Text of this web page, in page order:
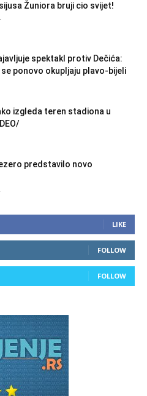
Žuniora bruji cio svijet!
spektakl protiv Dečića:
ponovo okupljaju plavo-bijeli
izgleda teren stadiona u
predstavilo novo
LIKE
FOLLOW
FOLLOW